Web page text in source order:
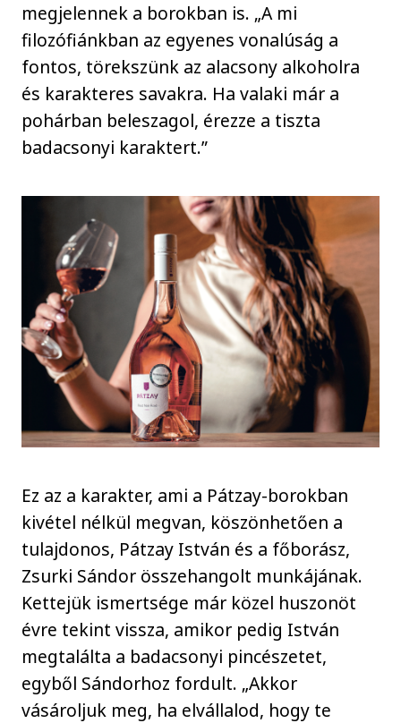
megjelennek a borokban is. „A mi
filozófiánkban az egyenes vonalúság a
fontos, törekszünk az alacsony alkoholra
és karakteres savakra. Ha valaki már a
pohárban beleszagol, érezze a tiszta
badacsonyi karaktert.”
Ez az a karakter, ami a Pátzay-borokban
kivétel nélkül megvan, köszönhetően a
tulajdonos, Pátzay István és a főborász,
Zsurki Sándor összehangolt munkájának.
Kettejük ismertsége már közel huszonöt
évre tekint vissza, amikor pedig István
megtalálta a badacsonyi pincészetet,
egyből Sándorhoz fordult. „Akkor
vásároljuk meg, ha elvállalod, hogy te